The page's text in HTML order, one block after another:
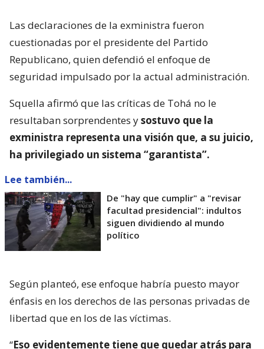
Las declaraciones de la exministra fueron
cuestionadas por el presidente del Partido
Republicano, quien defendió el enfoque de
seguridad impulsado por la actual administración.
Squella afirmó que las críticas de Tohá no le
resultaban sorprendentes ysostuvo que la
exministra representa una visión que, a su juicio,
ha privilegiado un sistema “garantista”.
Lee también...
De "hay que cumplir" a "revisar
facultad presidencial": indultos
siguen dividiendo al mundo
político
Según planteó, ese enfoque habría puesto mayor
énfasis en los derechos de las personas privadas de
libertad que en los de las víctimas.
“Eso evidentemente tiene que quedar atrás para